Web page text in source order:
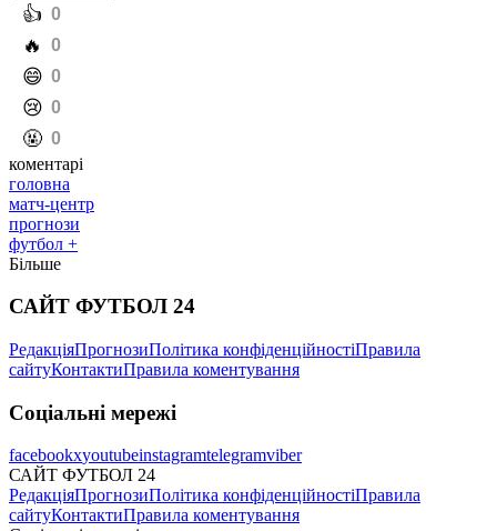
️👍 0
️🔥 0
️😄 0
️😢 0
️🤬 0
коментарі
головна
матч-центр
прогнози
футбол +
Більше
САЙТ ФУТБОЛ 24
РедакціяПрогнозиПолітика конфіденційностіПравила
сайтуКонтактиПравила коментування
Соціальні мережі
facebookxyoutubeinstagramtelegramviber
САЙТ ФУТБОЛ 24
РедакціяПрогнозиПолітика конфіденційностіПравила
сайтуКонтактиПравила коментування